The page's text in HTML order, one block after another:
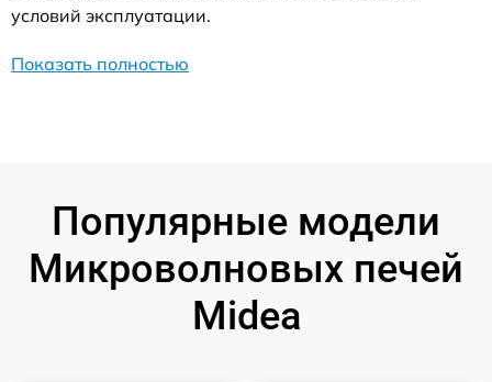
условий эксплуатации.
Показать полностью
Популярные модели
Микроволновых печей
Midea